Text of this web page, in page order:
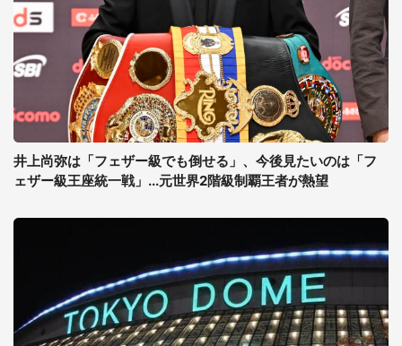
井上尚弥は「フェザー級でも倒せる」、今後見たいのは「フ
ェザー級王座統一戦」...元世界2階級制覇王者が熱望